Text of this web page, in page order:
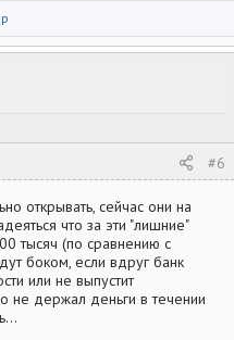
#6
открывать, сейчас они на
что за эти "лишние"
тысяч (по сравнению с
боком, если вдруг банк
или не выпустит
не держал деньги в течении